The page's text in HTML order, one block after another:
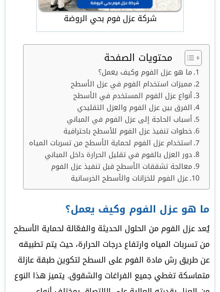
شركة عزل فوم بحي الروضة
محتويات الصفحة
ما هو عزل الفوم وكيف يعمل؟
مميزات استخدام الفوم في عزل الأسطح
أنواع عزل الفوم المستخدم في الأسطح
الفرق بين عزل الفوم والعزل التقليدي
أسباب الحاجة إلى عزل الفوم في المباني
خطوات تنفيذ عزل الفوم للأسطح باحترافية
استخدام عزل الفوم لحماية الأسطح من تسربات المياه
دور العزل بالفوم في تقليل الحرارة داخل المباني
معالجة تشققات الأسطح قبل تنفيذ عزل الفوم
عزل الفوم للخزانات والأسطح الخرسانية
ما هو عزل الفوم وكيف يعمل؟
يُعد عزل الفوم من الحلول الحديثة والفعّالة لحماية الأسطح
من تسربات المياه وارتفاع درجات الحرارة، حيث يتم تطبيقه
عن طريق رش مادة الفوم على السطح لتكوين طبقة عازلة
متماسكة تغطي جميع الفراغات والشقوق. يتميز هذا النوع